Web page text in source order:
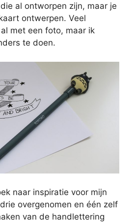
al ontworpen zijn, maar je
ontwerpen. Veel
met een foto, maar ik
te doen.
naar inspiratie voor mijn
overgenomen en één zelf
van de handlettering